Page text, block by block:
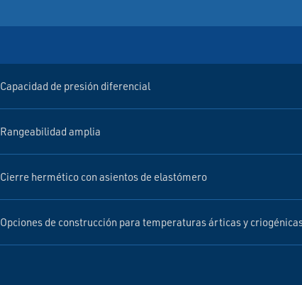
Capacidad de presión diferencial
Rangeabilidad amplia
Cierre hermético con asientos de elastómero
Opciones de construcción para temperaturas árticas y